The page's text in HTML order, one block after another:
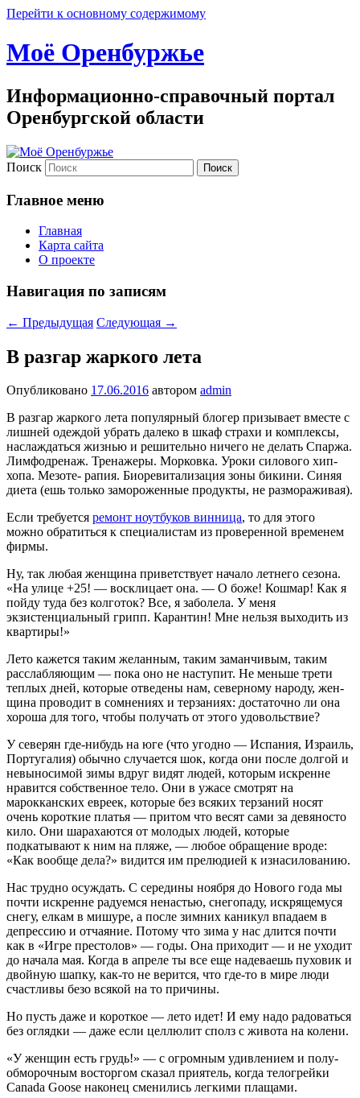
Перейти к основному содержимому
Моё Оренбуржье
Информационно-справочный портал
Оренбургской области
Поиск
Главное меню
Главная
Карта сайта
О проекте
Навигация по записям
← Предыдущая Следующая →
В разгар жаркого лета
Опубликовано 17.06.2016 автором admin
В разгар жаркого лета популярный блогер призывает вместе с
лишней одеждой убрать далеко в шкаф страхи и комплексы,
наслаждаться жизнью и решительно ничего не делать Спаржа.
Лимфодренаж. Тренажеры. Мор­ковка. Уроки силового хип-
хопа. Мезоте- рапия. Биоревитализация зоны бикини. Синяя
диета (ешь только замороженные продукты, не размораживая).
Если требуется ремонт ноутбуков винница, то для этого
можно обратиться к специалистам из проверенной временем
фирмы.
Ну, так любая женщина приветствует начало летнего сезона.
«На улице +25! — восклицает она. — О боже! Кошмар! Как я
пойду туда без колготок? Все, я за­болела. У меня
экзистенциальный грипп. Карантин! Мне нельзя выходить из
квартиры!»
Лето кажется таким желанным, таким заманчивым, таким
расслабляющим — пока оно не наступит. Не меньше трети
теплых дней, которые отведены нам, северному народу, жен­
щина проводит в сомнениях и терзаниях: достаточно ли она
хороша для того, чтобы получать от этого удовольствие?
У северян где-нибудь на юге (что угод­но — Испания, Израиль,
Португалия) обычно случается шок, когда они после долгой и
невыносимой зимы вдруг ви­дят людей, которым искренне
нравится собственное тело. Они в ужасе смотрят на
марокканских евреек, которые без всяких терзаний носят
очень короткие платья — притом что весят сами за де­вяносто
кило. Они шарахаются от мо­лодых людей, которые
подкатывают к ним на пляже, — любое обращение вроде:
«Как вообще дела?» видится им прелюдией к изнасилованию.
Нас трудно осуждать. С середины ноября до Нового года мы
почти искренне радуемся ненастью, снегопаду, искря­щемуся
снегу, елкам в мишуре, а после зимних каникул впа­даем в
депрессию и отчаяние. Потому что зима у нас длится почти
как в «Игре престолов» — годы. Она приходит — и не уходит
до начала мая. Когда в апреле ты все еще надеваешь пуховик и
двойную шапку, как-то не верится, что где-то в мире люди
счастливы безо всякой на то причины.
Но пусть даже и короткое — лето идет! И ему надо радоваться
без оглядки — даже если целлюлит сполз с жи­вота на колени.
«У женщин есть грудь!» — с огромным удивлением и полу­
обморочным восторгом сказал приятель, когда телогрейки
Canada Goose наконец сменились легкими плащами.